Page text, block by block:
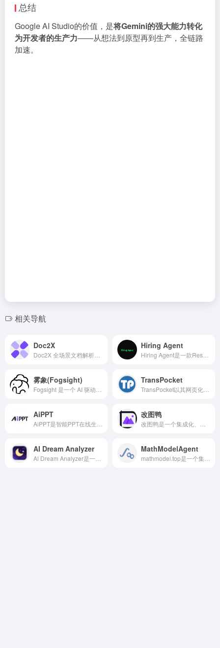
总结
Google AI Studio的价值，是将Gemini的强大能力转化
为开发者的生产力——从想法到原型再到生产，全链路
加速。
相关导航
Doc2X Hiring Agent
雾象(Fogsight) TransPocket
AiPPT 改图鸭
AI Dream Analyzer MathModelAgent